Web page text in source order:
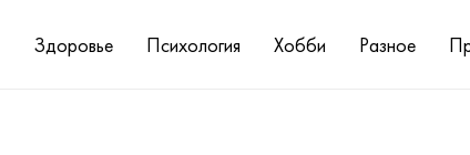
Здоровье Психология Хобби Разное